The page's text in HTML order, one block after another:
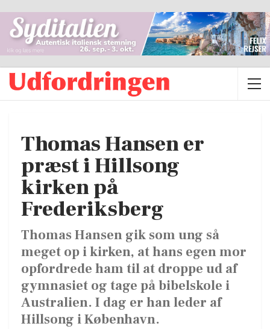
Thomas Hansen er
præst i Hillsong
kirken på
Frederiksberg
Thomas Hansen gik som ung så
meget op i kirken, at hans egen mor
opfordrede ham til at droppe ud af
gymnasiet og tage på bibelskole i
Australien. I dag er han leder af
Hillsong i København.